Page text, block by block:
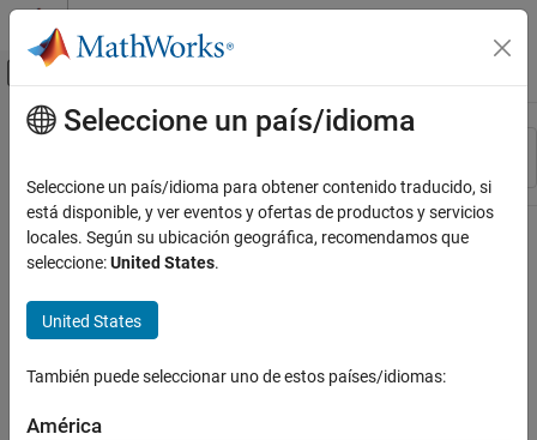
Saltar al contenido
Mostrar/ocultar menú de navegación
Recurso
Contenido principal
Seleccione un país/idioma
Seleccione un país/idioma para obtener contenido traducido, si
está disponible, y ver eventos y ofertas de productos y servicios
locales. Según su ubicación geográfica, recomendamos que
seleccione:United States.
United States
También puede seleccionar uno de estos países/idiomas:
América